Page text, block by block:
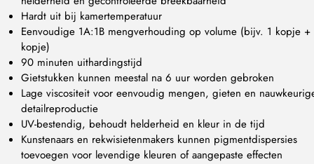
Hardt uit bij kamertemperatuur
Eenvoudige 1A:1B mengverhouding op volume (bijv. 1 kopje +
kopje)
90 minuten uithardingstijd
Gietstukken kunnen meestal na 6 uur worden gebroken
Lage viscositeit voor eenvoudig mengen, gieten en
detailreproductie
UV-bestendig, behoudt helderheid en kleur in de tijd
Kunstenaars en rekwisietenmakers kunnen pigmentdispersies
toevoegen voor levendige kleuren of aangepaste effecten